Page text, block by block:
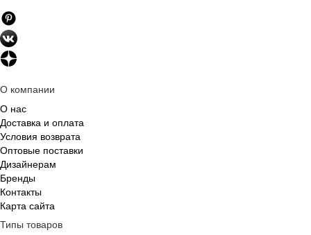
О компании
О нас
Доставка и оплата
Условия возврата
Оптовые поставки
Дизайнерам
Бренды
Контакты
Карта сайта
Типы товаров